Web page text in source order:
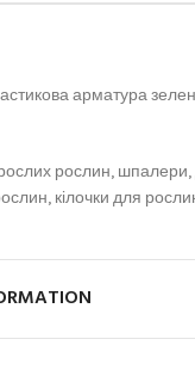
арматура
рослин, шпалери,
кілочки для